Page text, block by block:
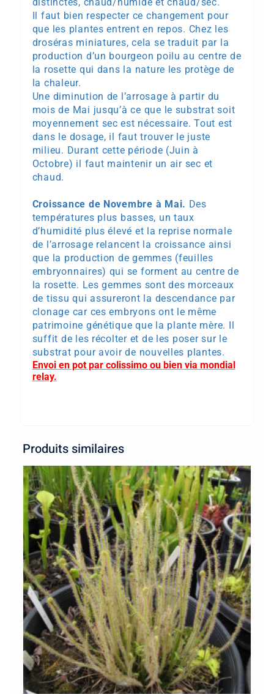
Il faut bien respecter ce changement pour
que les plantes entrent en repos. Chez les
droséras miniatures, cela se traduit par la
production d’un bourgeon poilu au centre de
la rosette qui dans la nature les protège de
la chaleur.
Une diminution de l’arrosage à partir du
mois de Mai jusqu’à ce que le substrat soit
moyennement sec est nécessaire. Tout est
dans le dosage, il faut trouver le juste
milieu. Durant cette période (Juin à
Octobre) il faut maintenir un air sec et
chaud.
Croissance de Novembre à Mai. Des
températures plus basses, un taux
d’humidité plus élevé et la reprise normale
de l’arrosage relancent la croissance ainsi
que la production de gemmes (feuilles
embryonnaires) qui se forment au centre de
la rosette. Les gemmes sont des morceaux
de tissu qui assureront la descendance par
clonage car ces embryons ont le même
patrimoine génétique que la plante mère. Il
suffit de les récolter et de les poser sur le
substrat pour avoir de nouvelles plantes.
Envoi en pot par colissimo ou bien via mondial
relay.
Produits similaires